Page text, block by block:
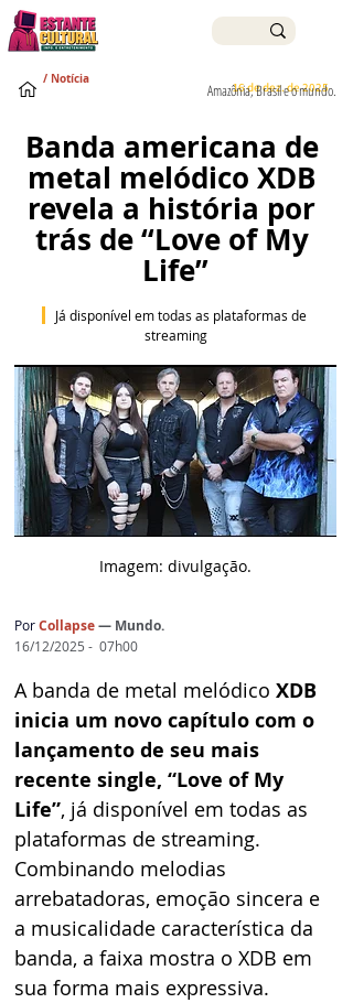
16 de dez. de 2025
Amazônia, Brasil e o mundo.
/ Notícia
Banda americana de
metal melódico XDB
revela a história por
trás de “Love of My
Life”
Já disponível em todas as plataformas de
streaming
Imagem: divulgação.
PorCollapse— Mundo.
16/12/2025 -  07h00
A banda de metal melódico XDB
inicia um novo capítulo com o
lançamento de seu mais
recente single, “Love of My
Life”, já disponível em todas as
plataformas de streaming.
Combinando melodias
arrebatadoras, emoção sincera e
a musicalidade característica da
banda, a faixa mostra o XDB em
sua forma mais expressiva.